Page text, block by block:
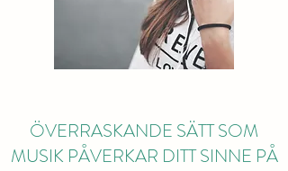
ÖVERRASKANDE SÄTT SOM
MUSIK PÅVERKAR DITT SINNE PÅ